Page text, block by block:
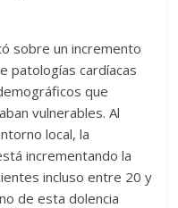
sobre un incremento
patologías cardíacas
que
vulnerables. Al
local, la
incrementando la
incluso entre 20 y
de esta dolencia